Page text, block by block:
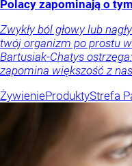
Polacy zapominają o
Zwykły ból głowy lub
twój organizm po prostu
Bartusiak-Chatys
zapomina większość z
ŻywienieProduktyStrefa